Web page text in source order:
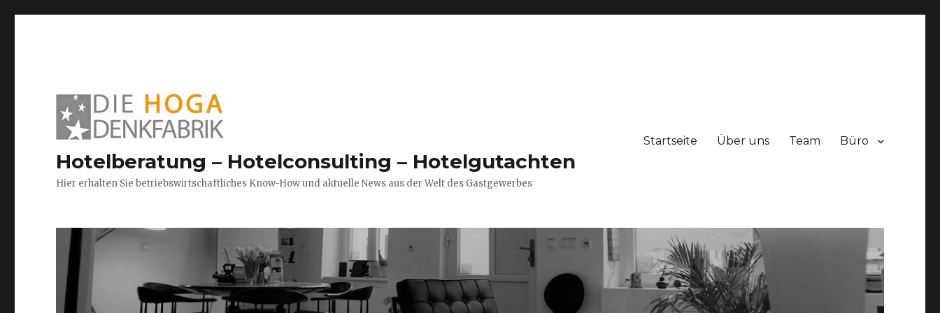
Hotelberatung – Hotelconsulting – Hotelgutachten
Hier erhalten Sie betriebswirtschaftliches Know-How und aktuelle News aus der Welt des Gastgewerbes
Startseite Über uns Team Büro